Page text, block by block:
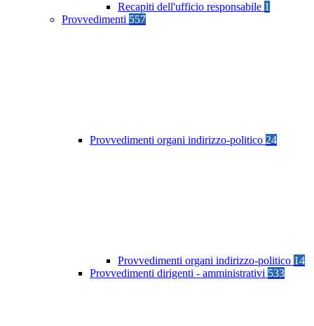
Recapiti dell'ufficio responsabile 1
Provvedimenti 557
Provvedimenti organi indirizzo-politico 24
Provvedimenti organi indirizzo-politico 14
Provvedimenti dirigenti - amministrativi 533